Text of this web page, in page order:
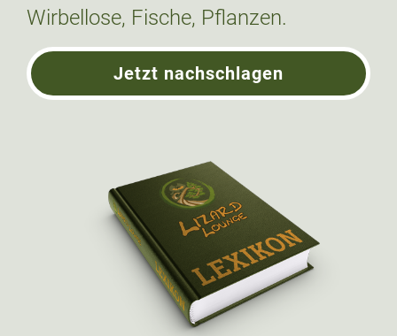
Wirbellose, Fische, Pflanzen.
Jetzt nachschlagen